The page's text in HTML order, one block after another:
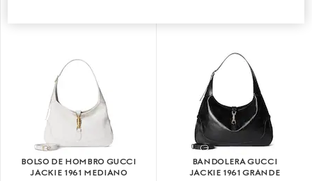
BOLSO DE HOMBRO GUCCI
JACKIE 1961 MEDIANO
BANDOLERA GUCCI
JACKIE 1961 GRANDE